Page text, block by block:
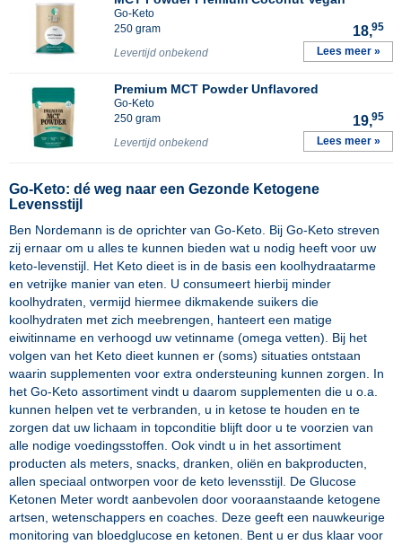
Go-Keto
250 gram
18,95
Levertijd onbekend Lees meer »
Premium MCT Powder Unflavored
Go-Keto
250 gram
19,95
Levertijd onbekend Lees meer »
Go-Keto: dé weg naar een Gezonde Ketogene
Levensstijl
Ben Nordemann is de oprichter van Go-Keto. Bij Go-Keto streven
zij ernaar om u alles te kunnen bieden wat u nodig heeft voor uw
keto-levenstijl. Het Keto dieet is in de basis een koolhydraatarme
en vetrijke manier van eten. U consumeert hierbij minder
koolhydraten, vermijd hiermee dikmakende suikers die
koolhydraten met zich meebrengen, hanteert een matige
eiwitinname en verhoogd uw vetinname (omega vetten). Bij het
volgen van het Keto dieet kunnen er (soms) situaties ontstaan
waarin supplementen voor extra ondersteuning kunnen zorgen. In
het Go-Keto assortiment vindt u daarom supplementen die u o.a.
kunnen helpen vet te verbranden, u in ketose te houden en te
zorgen dat uw lichaam in topconditie blijft door u te voorzien van
alle nodige voedingsstoffen. Ook vindt u in het assortiment
producten als meters, snacks, dranken, oliën en bakproducten,
allen speciaal ontworpen voor de keto levensstijl. De Glucose
Ketonen Meter wordt aanbevolen door vooraanstaande ketogene
artsen, wetenschappers en coaches. Deze geeft een nauwkeurige
monitoring van bloedglucose en ketonen. Bent u er dus klaar voor